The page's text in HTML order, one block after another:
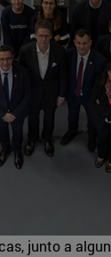
junto a